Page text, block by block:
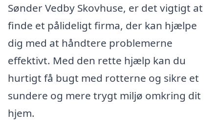
Sønder Vedby Skovhuse, er det vigtigt at
finde et pålideligt firma, der kan hjælpe
dig med at håndtere problemerne
effektivt. Med den rette hjælp kan du
hurtigt få bugt med rotterne og sikre et
sundere og mere trygt miljø omkring dit
hjem.